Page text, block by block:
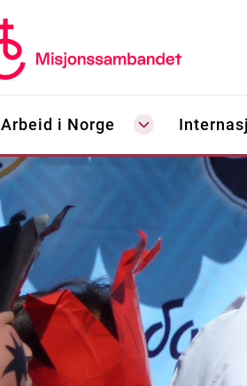
Arbeid i Norge